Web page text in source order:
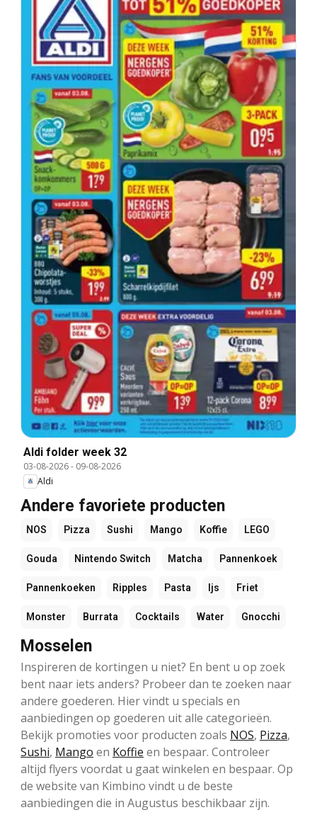
Aldi folder week 32
03-08-2026- 09-08-2026
Aldi
Andere favoriete producten
NOS Pizza Sushi Mango Koffie LEGO
Gouda Nintendo Switch Matcha Pannenkoek
Pannenkoeken Ripples Pasta Ijs Friet
Monster Burrata Cocktails Water Gnocchi
Mosselen
Inspireren de kortingen u niet? En bent u op zoek
bent naar iets anders? Probeer dan te zoeken naar
andere goederen. Hier vindt u specials en
aanbiedingen op goederen uit alle categorieën.
Bekijk promoties voor producten zoals NOS, Pizza,
Sushi, Mango en Koffie en bespaar. Controleer
altijd flyers voordat u gaat winkelen en bespaar. Op
de website van Kimbino vindt u de beste
aanbiedingen die in Augustus beschikbaar zijn.